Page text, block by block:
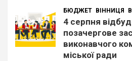
БЮДЖЕТ ВІННИЦЯ
4 серпня
позачергове
виконавчого
міської ради